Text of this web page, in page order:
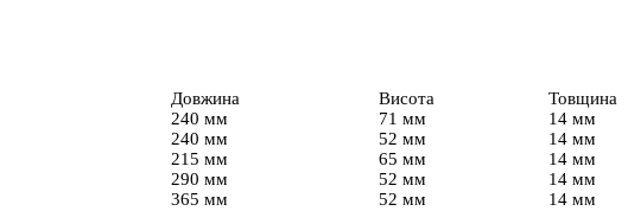
Довжина Висота Товщина
240 мм 71 мм 14 мм
240 мм 52 мм 14 мм
215 мм 65 мм 14 мм
290 мм 52 мм 14 мм
365 мм 52 мм 14 мм